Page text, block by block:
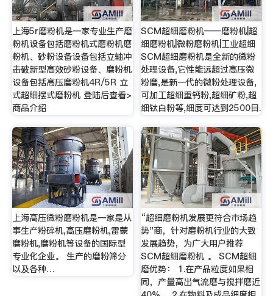
上海5r磨粉机是一家专业生产磨
粉机设备包括磨粉机式磨粉机磨
粉机、砂粉设备设备包括立轴冲
击破新型高效砂粉设备、磨粉机
设备包括高压磨粉机4R/5R 立
式超细摆式磨粉机 登陆后查看>
商品介绍
SCM超细磨粉机——磨粉机|超
细磨粉机|微粉磨粉机|工业超细
SCM超细磨粉机是全新的微粉
处理设备,它性能远超过高压微
粉磨,是新一代的微粉处理设备,
可加工超细重钙粉,超细矿粉,超
细钛白粉等,细度可达到2500目.
上海高压微粉磨粉机是一家是从
事生产粉碎机,高压磨粉机,雷蒙
磨粉机,磨粉机等设备的国际型
专业化企业。 生产的磨粉筛分
以及各种…
“超细磨粉机发展更符合市场趋
势"商，针对磨粉机行业的大致
发展趋势，为广大用户推荐
SCM超细磨粉机 。 SCM超细
磨优势： 1.在产品粒度如果相
同，产量高出气流磨与搅拌磨近